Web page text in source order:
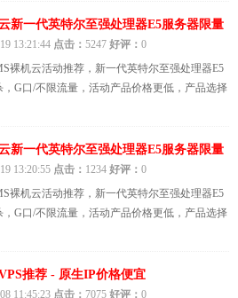
新一代英特尔至强处理器E5服务器限量
13:21:44 点击： 5247 好评： 0
裸机云活动推荐，新一代英特尔至强处理器E5
，G口/不限流量，活动产品价格更低，产品选择
新一代英特尔至强处理器E5服务器限量
13:20:55 点击： 1234 好评： 0
裸机云活动推荐，新一代英特尔至强处理器E5
，G口/不限流量，活动产品价格更低，产品选择
推荐 - 原生IP价格便宜
11:45:23 点击： 7075 好评： 0